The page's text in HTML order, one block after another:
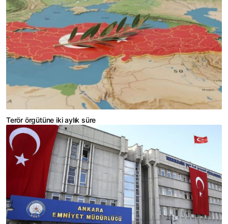
Terör örgütüne iki aylık süre